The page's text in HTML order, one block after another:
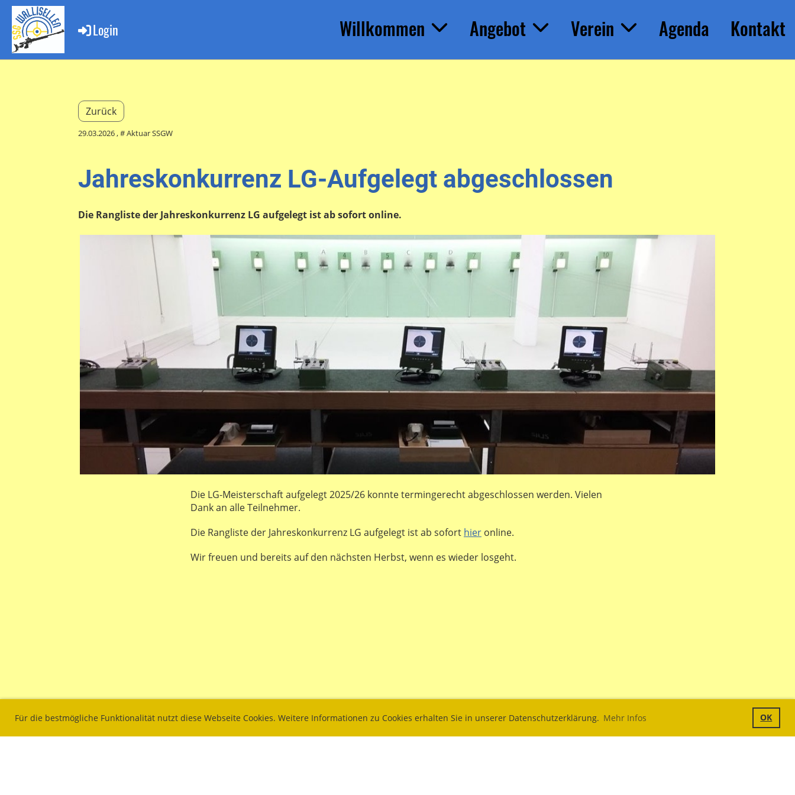
Für die bestmögliche Funktionalität nutzt diese Webseite Cookies. Weitere Informationen zu Cookies erhalten Sie in unserer Datenschutzerklärung. Mehr Infos OK
Willkommen Angebot Verein Agenda Kontakt
Login
Zurück
29.03.2026, # Aktuar SSGW
Jahreskonkurrenz LG-Aufgelegt abgeschlossen
Die Rangliste der Jahreskonkurrenz LG aufgelegt ist ab sofort online.
Die LG-Meisterschaft aufgelegt 2025/26 konnte termingerecht abgeschlossen werden. Vielen
Dank an alle Teilnehmer.
Die Rangliste der Jahreskonkurrenz LG aufgelegt ist ab sofort hieronline.
Wir freuen und bereits auf den nächsten Herbst, wenn es wieder losgeht.